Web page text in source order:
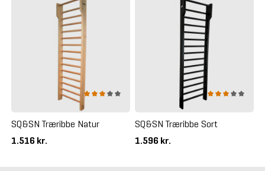
SQ&SN Træribbe Natur
1.516 kr.
SQ&SN Træribbe Sort
1.596 kr.